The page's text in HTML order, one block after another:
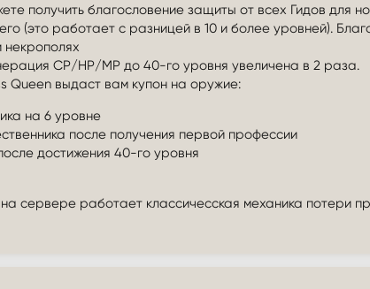
получить благословение защиты от всех Гидов для
(это работает с разницей в 10 и более уровней).
некрополях
CP/HP/MP до 40-го уровня увеличена в 2 раза.
Queen выдаст вам купон на оружие:
на 6 уровне
после получения первой профессии
достижения 40-го уровня
на сервере работает классичесская механика потери